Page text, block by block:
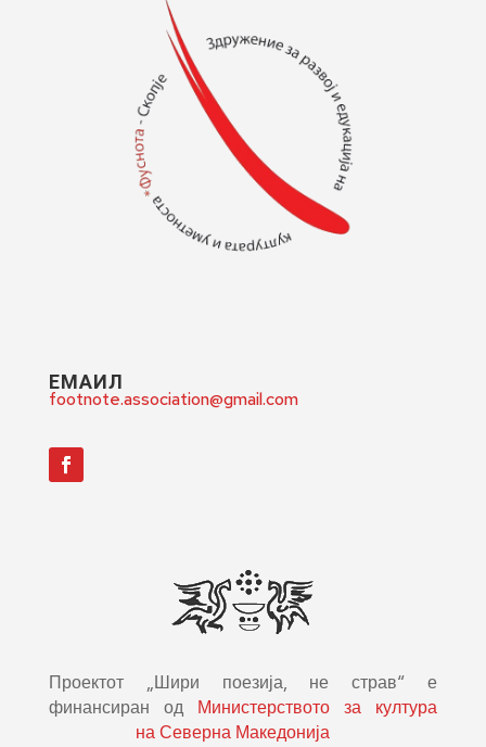
ЕМАИЛ
footnote.association@gmail.com
Проектот „Шири поезија, не страв“ е
финансиран од Министерството за култура
на Северна Македонија